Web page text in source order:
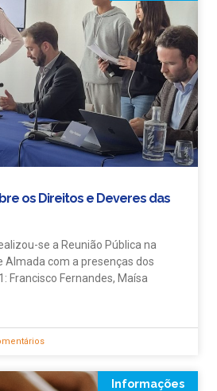
os Direitos e Deveres das
se a Reunião Pública na
Almada com a presenças dos
Francisco Fernandes, Maísa
Informações